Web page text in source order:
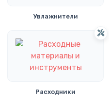
Увлажнители
Расходники